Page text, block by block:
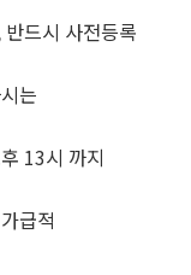
드시 사전등록
는
13시 까지
급적